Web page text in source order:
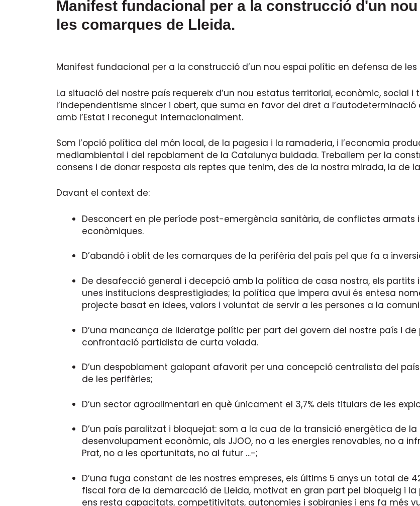
Manifest fundacional per a la construcció d'un
les comarques de Lleida.
Manifest fundacional per a la construcció d’un nou espai polític en defensa de
La situació del nostre país requereix d’un nou estatus territorial, econòmic, social i
l’independentisme sincer i obert, que suma en favor del dret a
amb l’Estat i reconegut internacionalment.
Som l’opció política del món local, de la pagesia i la ramaderia, i l’economia
mediambiental i del repoblament de la Catalunya buidada. Treballem per la
consens i de donar resposta als reptes que tenim, des de la nostra mirada, la de
Davant el context de:
Desconcert en ple període post-emergència sanitària, de conflictes armats
econòmiques.
D’abandó i oblit de les comarques de la perifèria del país pel que fa a
De desafecció general i decepció amb la política de casa nostra, els partits
unes institucions desprestigiades; la política que impera avui és entesa
projecte basat en idees, valors i voluntat de servir a les persones a la
D’una mancança de lideratge polític per part del govern del nostre país i
confrontació partidista de curta volada.
D’un despoblament galopant afavorit per una concepció centralista del
de les perifèries;
D’un sector agroalimentari en què únicament el 3,7% dels titulars de les
D’un país paralitzat i bloquejat: som a la cua de la transició energètica de
desenvolupament econòmic, als JJOO, no a les energies renovables, no a
Prat, no a les oportunitats, no al futur …-;
D’una fuga constant de les nostres empreses, els últims 5 anys un total de
fiscal fora de la demarcació de Lleida, motivat en gran part pel bloqueig i
ens resta capacitats, competitivitats, autonomies i sobiranies i ens fa més